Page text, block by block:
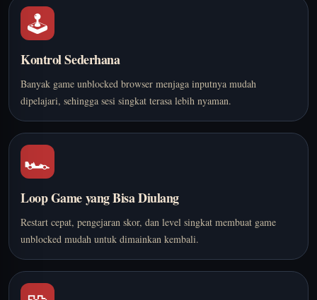
🕹️
Kontrol Sederhana
Banyak game unblocked browser menjaga inputnya mudah
dipelajari, sehingga sesi singkat terasa lebih nyaman.
🏎️
Loop Game yang Bisa Diulang
Restart cepat, pengejaran skor, dan level singkat membuat game
unblocked mudah untuk dimainkan kembali.